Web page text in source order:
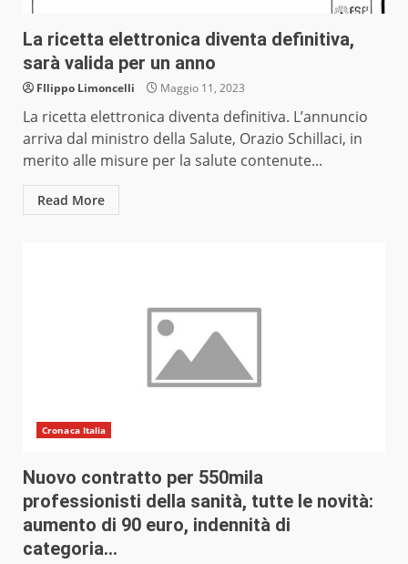
La ricetta elettronica diventa definitiva,
sarà valida per un anno
FIlippo Limoncelli Maggio 11, 2023
La ricetta elettronica diventa definitiva. L’annuncio
arriva dal ministro della Salute, Orazio Schillaci, in
merito alle misure per la salute contenute...
Read More
Cronaca Italia
Nuovo contratto per 550mila
professionisti della sanità, tutte le novità:
aumento di 90 euro, indennità di
categoria…